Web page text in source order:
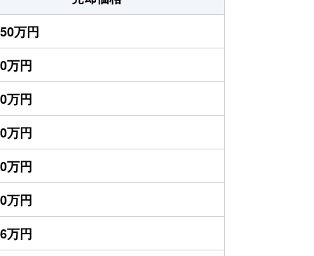
万円
万円
万円
万円
万円
万円
万円